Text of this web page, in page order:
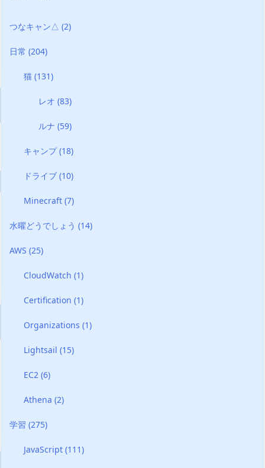
つなキャン△ (2)
日常 (204)
猫(131)
レオ (83)
ルナ (59)
キャンプ(18)
ドライブ(10)
Minecraft(7)
水曜どうでしょう (14)
AWS (25)
CloudWatch(1)
Certification(1)
Organizations(1)
Lightsail(15)
EC2(6)
Athena(2)
学習 (275)
JavaScript(111)